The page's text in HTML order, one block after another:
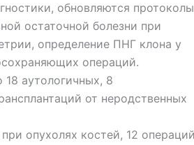
обновляются протоколы
остаточной болезни при
определение ПНГ клона у
операций.
аутологичных, 8
от неродственных
опухолях костей, 12 операций